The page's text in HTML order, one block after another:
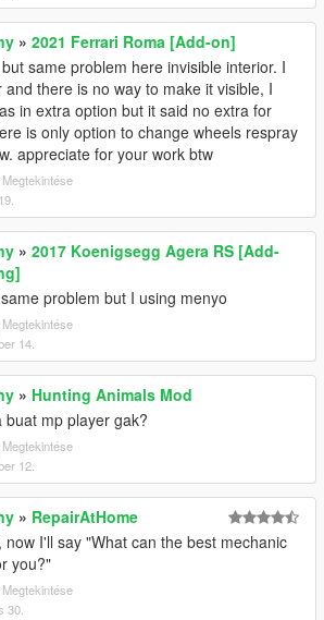
» 2021 Ferrari Roma [Add-on]
same problem here invisible interior. I
and there is no way to make it visible, I
in extra option but it said no extra for
is only option to change wheels respray
appreciate for your work btw
» 2017 Koenigsegg Agera RS [Add-
same problem but I using menyo
14.
» Hunting Animals Mod
buat mp player gak?
12.
» RepairAtHome
now I'll say "What can the best mechanic
you?"
30.